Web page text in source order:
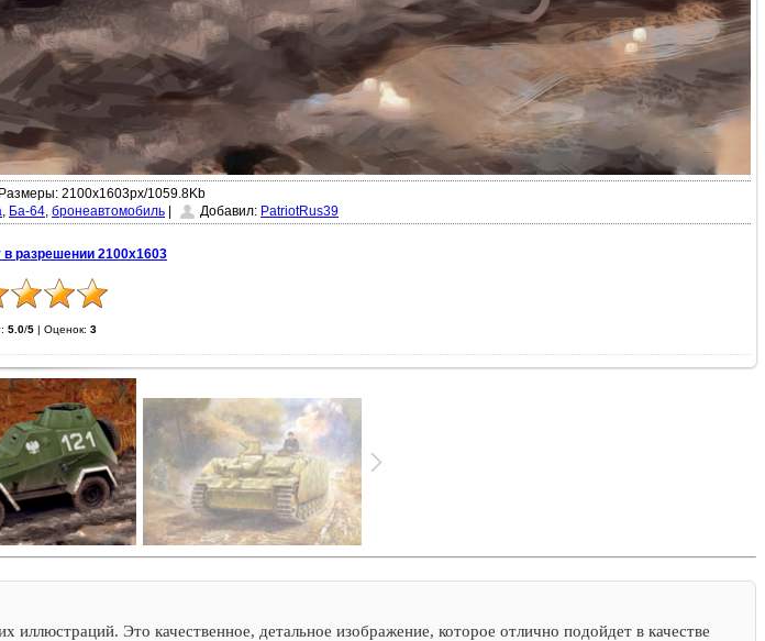
2100x1603px/1059.8Kb
, Ба-64, бронеавтомобиль | Добавил: PatriotRus39
в разрешении 2100x1603
5.0/5| Оценок: 3
иллюстраций. Это качественное, детальное изображение, которое отлично подойдет в качестве